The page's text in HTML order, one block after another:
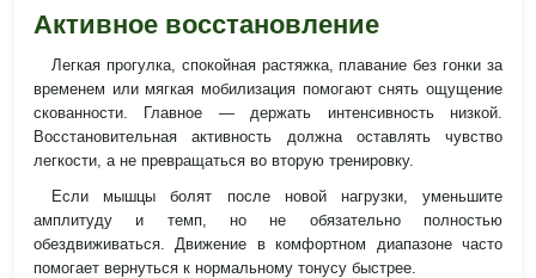
Активное восстановление
Легкая прогулка, спокойная растяжка, плавание без гонки за
временем или мягкая мобилизация помогают снять ощущение
скованности. Главное — держать интенсивность низкой.
Восстановительная активность должна оставлять чувство
легкости, а не превращаться во вторую тренировку.
Если мышцы болят после новой нагрузки, уменьшите
амплитуду и темп, но не обязательно полностью
обездвиживаться. Движение в комфортном диапазоне часто
помогает вернуться к нормальному тонусу быстрее.